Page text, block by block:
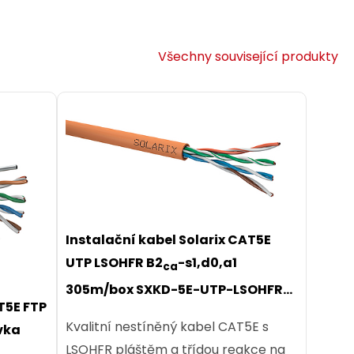
Všechny související produkty
FTP
Instalační kabel Solarix CAT5E
UTP LSOHFR B2ca-s1,d0,a1
305m/box SXKD-5E-UTP-LSOHFR-
Kvalitní nestíněný kabel CAT5E s
LSOHFR pláštěm a třídou reakce na